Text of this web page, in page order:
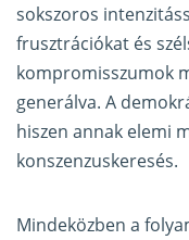
sokszoros
frusztrációkat és
kompromisszumok
generálva. A
hiszen annak elemi
konszenzuskeresés.
Mindeközben a